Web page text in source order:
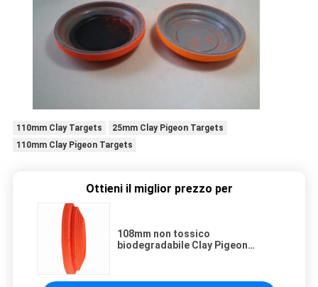
110mm Clay Targets
25mm Clay Pigeon Targets
110mm Clay Pigeon Targets
Ottieni il miglior prezzo per
108mm non tossico
biodegradabile Clay Pigeon